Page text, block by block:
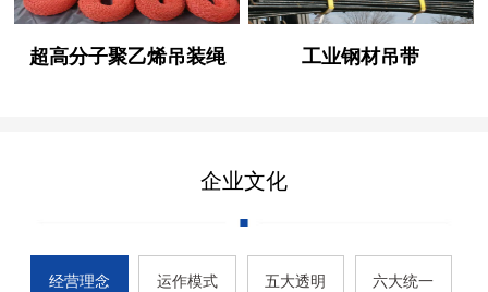
超高分子聚乙烯吊装绳 工业钢材吊带
企业文化
经营理念 运作模式 五大透明 六大统一